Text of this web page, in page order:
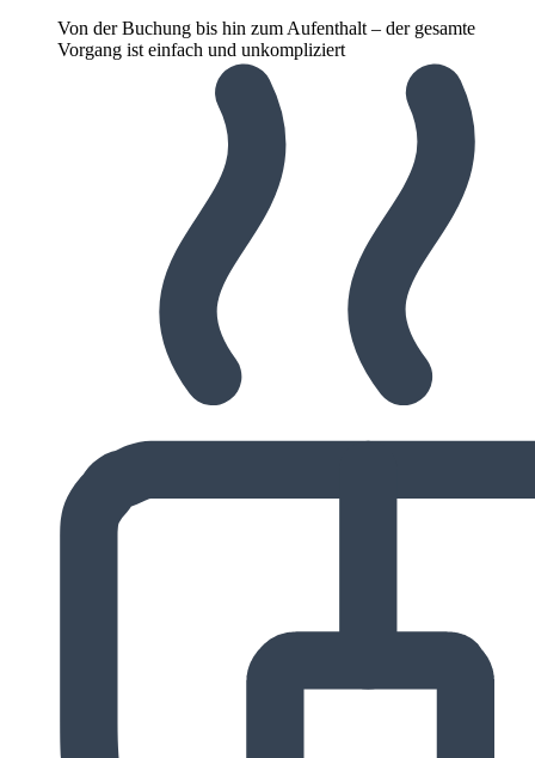
Von der Buchung bis hin zum Aufenthalt – der gesamte
Vorgang ist einfach und unkompliziert